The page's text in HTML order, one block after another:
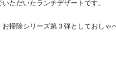
ただいたランチデザートです。
掃除シリーズ第３弾としておしゃ